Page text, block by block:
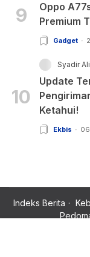
9
Oppo
Premium
Gadget
10
Syadir Ali
Update
Ketahui!
Ekbis
Indeks Berita